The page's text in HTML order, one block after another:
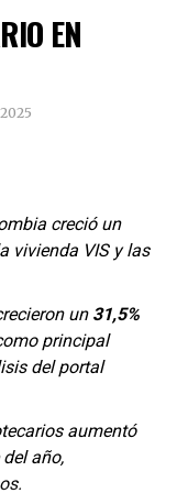
cada año le
beneficios
de Bogotá le
amplia oferta de
podrá acceder a
a sus
de
EN
creció un
vivienda VIS y las
un31,5%
principal
del portal
aumentó
año,